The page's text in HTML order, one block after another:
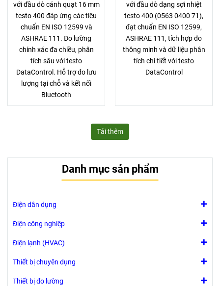
với đầu dò cánh quạt 16 mm
testo 400 đáp ứng các tiêu
chuẩn EN ISO 12599 và
ASHRAE 111. Đo lường
chính xác đa chiều, phân
tích sâu với testo
DataControl. Hỗ trợ đo lưu
lượng tại chỗ và kết nối
Bluetooth
với đầu dò dạng sợi nhiệt
testo 400 (0563 0400 71),
đạt chuẩn EN ISO 12599,
ASHRAE 111, tích hợp đo
thông minh và dữ liệu phân
tích chi tiết với testo
DataControl
Tải thêm
Danh mục sản phẩm
Điện dân dụng
Điện công nghiệp
Điện lạnh (HVAC)
Thiết bị chuyên dụng
Thiết bị đo lường